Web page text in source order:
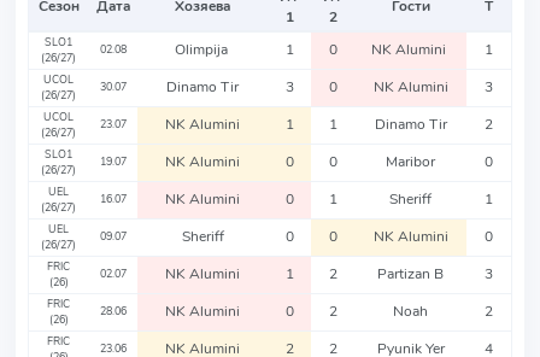
Сезон Дата Хозяева
1
2
Гости Т
SLO1
(26/27)
02.08 Olimpija 1 0 NK Alumini 1
UCOL
(26/27)
30.07 Dinamo Tir 3 0 NK Alumini 3
UCOL
(26/27)
23.07 NK Alumini 1 1 Dinamo Tir 2
SLO1
(26/27)
19.07 NK Alumini 0 0 Maribor 0
UEL
(26/27)
16.07 NK Alumini 0 1 Sheriff 1
UEL
(26/27)
09.07 Sheriff 0 0 NK Alumini 0
FRIC
(26)
02.07 NK Alumini 1 2 Partizan B 3
FRIC
(26)
28.06 NK Alumini 0 2 Noah 2
FRIC
23.06 NK Alumini 2 2 Pyunik Yer 4